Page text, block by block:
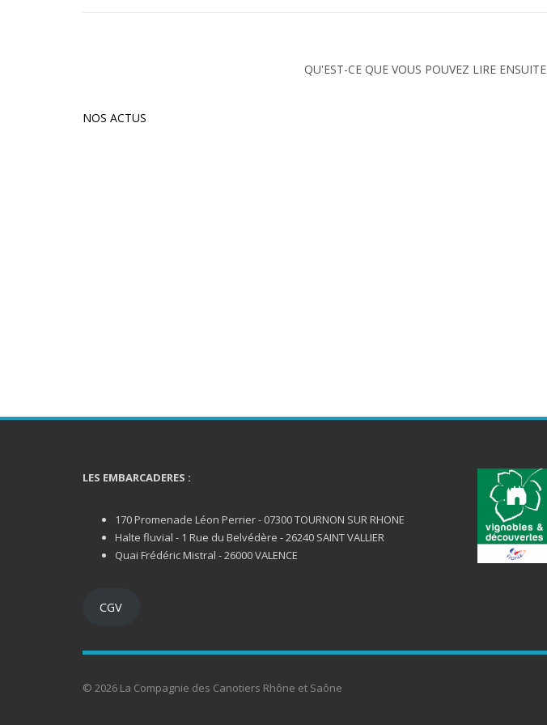
QU'EST-CE QUE VOUS POUVEZ LIRE ENSUITE
NOS ACTUS
LES EMBARCADERES :
170 Promenade Léon Perrier - 07300 TOURNON SUR RHONE
Halte fluvial - 1 Rue du Belvédère - 26240 SAINT VALLIER
Quai Frédéric Mistral - 26000 VALENCE
CGV
© 2026 La Compagnie des Canotiers Rhône et Saône